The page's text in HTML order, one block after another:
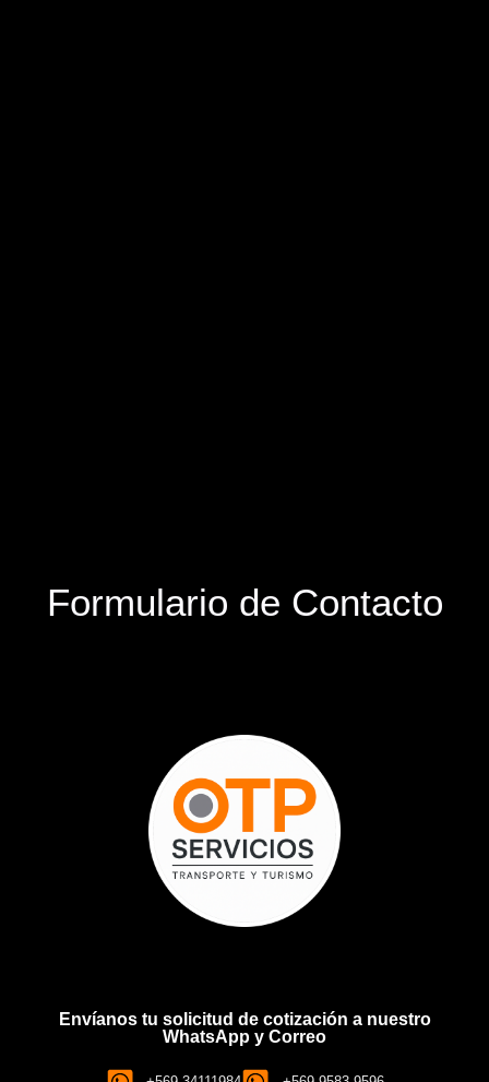
Formulario de Contacto
Envíanos tu solicitud de cotización a nuestro
WhatsApp y Correo